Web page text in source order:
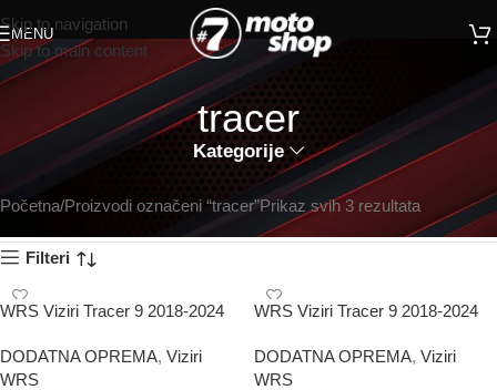
Skip to navigation
Skip to main content
MENU
tracer
Kategorije
Početna Proizvodi označeni “tracer”Prikaz svih 3 rezultata
Filteri
WRS Viziri Tracer 9 2018-2024
DODATNA OPREMA, Viziri
WRS
WRS Viziri Tracer 9 2018-2024
DODATNA OPREMA, Viziri
WRS